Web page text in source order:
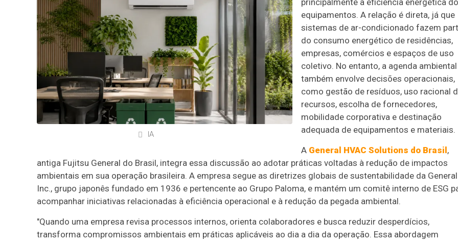
IA
principalmente à eficiência energética
equipamentos. A relação é direta, já que
sistemas de ar-condicionado fazem
do consumo energético de residências,
empresas, comércios e espaços de uso
coletivo. No entanto, a agenda ambiental
também envolve decisões operacionais,
como gestão de resíduos, uso racional
recursos, escolha de fornecedores,
mobilidade corporativa e destinação
adequada de equipamentos e materiais.
A General HVAC Solutions do Brasil ,
antiga Fujitsu General do Brasil, integra essa discussão ao adotar práticas voltadas à redução de impactos
ambientais em sua operação brasileira. A empresa segue as diretrizes globais de sustentabilidade da General
Inc., grupo japonês fundado em 1936 e pertencente ao Grupo Paloma, e mantém um comitê interno de ESG
acompanhar iniciativas relacionadas à eficiência operacional e à redução da pegada ambiental.
"Quando uma empresa revisa processos internos, orienta colaboradores e busca reduzir desperdícios,
transforma compromissos ambientais em práticas aplicáveis ao dia a dia da operação. Essa abordagem